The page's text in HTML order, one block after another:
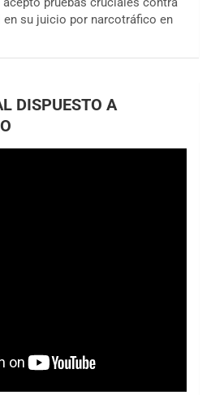
en su juicio por narcotráfico en
DISPUESTO A